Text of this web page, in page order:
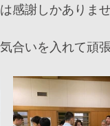
感謝しかありま
合いを入れて頑